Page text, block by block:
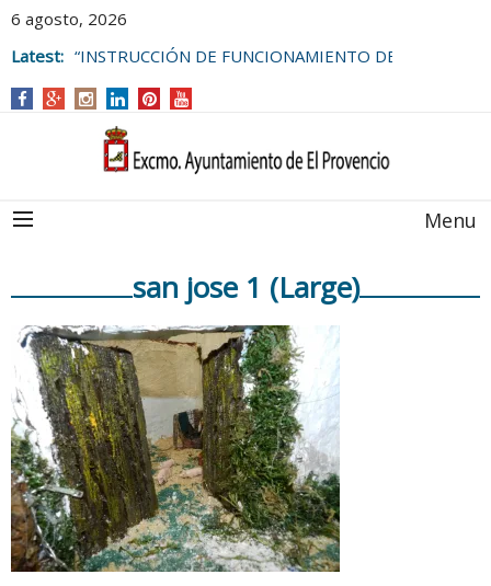
6 agosto, 2026
Latest: “INSTRUCCIÓN DE FUNCIONAMIENTO DE
AYUNTAMIENTO DE EL PROVENCIO
Menu
san jose 1 (Large)